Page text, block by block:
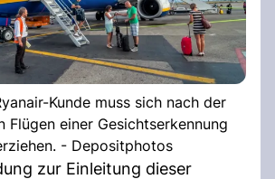
Kunde muss sich nach der
Flügen einer Gesichtserkennung
- Depositphotos
zur Einleitung dieser